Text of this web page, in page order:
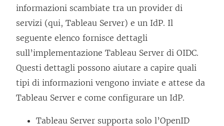
)
informazioni scambiate tra un provider di
servizi (qui, Tableau Server) e un IdP. Il
seguente elenco fornisce dettagli
sull’implementazione Tableau Server di OIDC.
Questi dettagli possono aiutare a capire quali
tipi di informazioni vengono inviate e attese da
Tableau Server e come configurare un IdP.
Tableau Server supporta solo l’OpenID